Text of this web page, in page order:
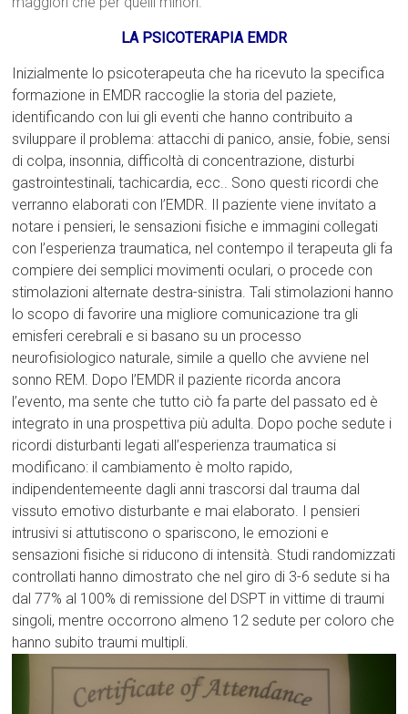
LA PSICOTERAPIA EMDR
Inizialmente lo psicoterapeuta che ha ricevuto la specifica
formazione in EMDR raccoglie la storia del paziete,
identificando con lui gli eventi che hanno contribuito a
sviluppare il problema: attacchi di panico, ansie, fobie, sensi
di colpa, insonnia, difficoltà di concentrazione, disturbi
gastrointestinali, tachicardia, ecc.. Sono questi ricordi che
verranno elaborati con l’EMDR. Il paziente viene invitato a
notare i pensieri, le sensazioni fisiche e immagini collegati
con l’esperienza traumatica, nel contempo il terapeuta gli fa
compiere dei semplici movimenti oculari, o procede con
stimolazioni alternate destra-sinistra. Tali stimolazioni hanno
lo scopo di favorire una migliore comunicazione tra gli
emisferi cerebrali e si basano su un processo
neurofisiologico naturale, simile a quello che avviene nel
sonno REM. Dopo l’EMDR il paziente ricorda ancora
l’evento, ma sente che tutto ciò fa parte del passato ed è
integrato in una prospettiva più adulta. Dopo poche sedute i
ricordi disturbanti legati all’esperienza traumatica si
modificano: il cambiamento è molto rapido,
indipendentemeente dagli anni trascorsi dal trauma dal
vissuto emotivo disturbante e mai elaborato. I pensieri
intrusivi si attutiscono o spariscono, le emozioni e
sensazioni fisiche si riducono di intensità. Studi randomizzati
controllati hanno dimostrato che nel giro di 3-6 sedute si ha
dal 77% al 100% di remissione del DSPT in vittime di traumi
singoli, mentre occorrono almeno 12 sedute per coloro che
hanno subito traumi multipli.